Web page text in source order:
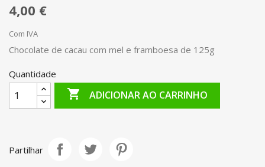
4,00 €
Com IVA
Chocolate de cacau com mel e framboesa de 125g
Quantidade
 ADICIONAR AO CARRINHO
Partilhar